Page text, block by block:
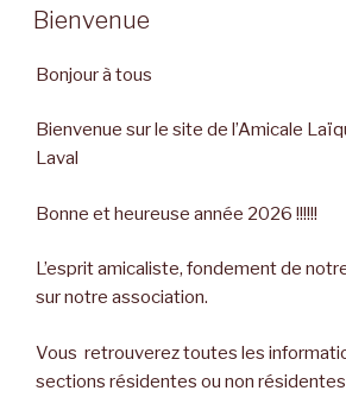
LE
Bienvenue
Bonjour à tous
Bienvenue sur le site de l’Amicale
Laval
Bonne et heureuse année 2026 !!!!!!
L’esprit amicaliste, fondement de
sur notre association.
Vous retrouverez toutes les
sections résidentes ou non résidentes